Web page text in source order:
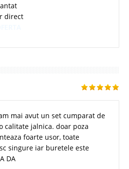
direct
mai avut un set cumparat de
calitate jalnica. doar poza
foarte usor, toate
singure iar buretele este
DA